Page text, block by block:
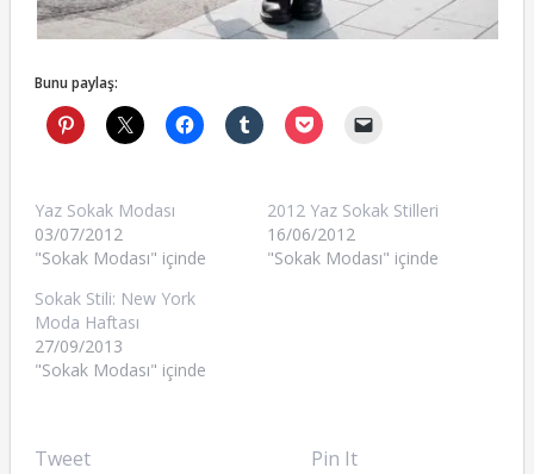
Bunu paylaş:
Yaz Sokak Modası
03/07/2012
"Sokak Modası" içinde
2012 Yaz Sokak Stilleri
16/06/2012
"Sokak Modası" içinde
Sokak Stili: New York
Moda Haftası
27/09/2013
"Sokak Modası" içinde
Tweet Pin It